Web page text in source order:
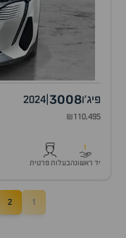
פיג'ו3008
2024
₪110,495
1
יד ראשונהבעלות פרטית
1
2